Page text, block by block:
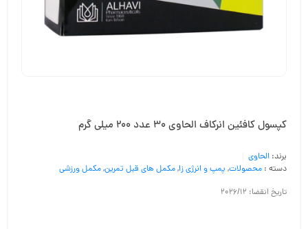
کپسول کافئین انرکاف الحاوی 30 عدد 200 میلی گرم
برند: الحاوی
دسته : محصولات, پمپ و انرژی زا,مکمل های قبل تمرین,مکمل ورزشی
تاریخ انقضا: 2026/12